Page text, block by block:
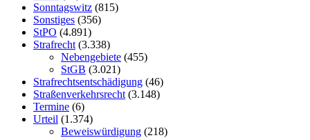
Sonntagswitz (815)
Sonstiges (356)
StPO (4.891)
Strafrecht (3.338)
Nebengebiete (455)
StGB (3.021)
Strafrechtsentschädigung (46)
Straßenverkehrsrecht (3.148)
Termine (6)
Urteil (1.374)
Beweiswürdigung (218)